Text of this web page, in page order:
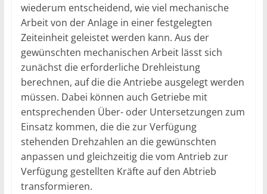
wiederum entscheidend, wie viel mechanische
Arbeit von der Anlage in einer festgelegten
Zeiteinheit geleistet werden kann. Aus der
gewünschten mechanischen Arbeit lässt sich
zunächst die erforderliche Drehleistung
berechnen, auf die die Antriebe ausgelegt werden
müssen. Dabei können auch Getriebe mit
entsprechenden Über- oder Untersetzungen zum
Einsatz kommen, die die zur Verfügung
stehenden Drehzahlen an die gewünschten
anpassen und gleichzeitig die vom Antrieb zur
Verfügung gestellten Kräfte auf den Abtrieb
transformieren.